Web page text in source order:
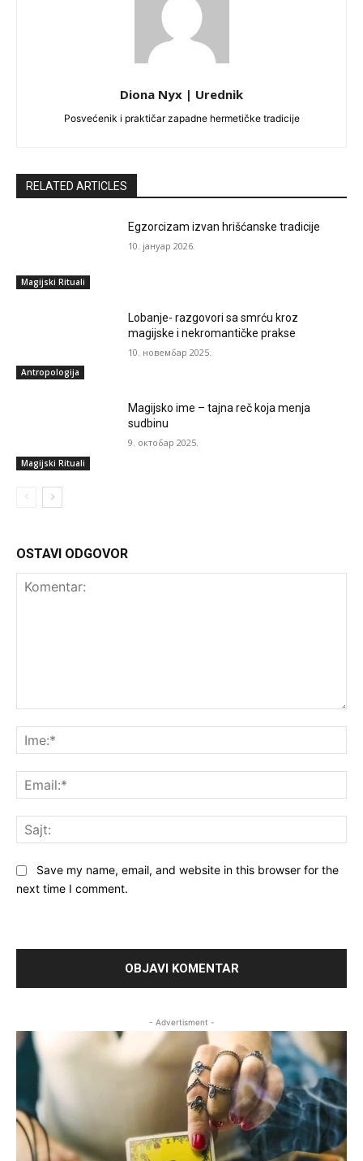
Diona Nyx | Urednik
Posvećenik i praktičar zapadne hermetičke tradicije
RELATED ARTICLES
Magijski Rituali
Egzorcizam izvan hrišćanske tradicije
10. јануар 2026.
Antropologija
Lobanje- razgovori sa smrću kroz
magijske i nekromantičke prakse
10. новембар 2025.
Magijski Rituali
Magijsko ime – tajna reč koja menja
sudbinu
9. октобар 2025.
OSTAVI ODGOVOR
Save my name, email, and website in this browser for the
next time I comment.
- Advertisment -